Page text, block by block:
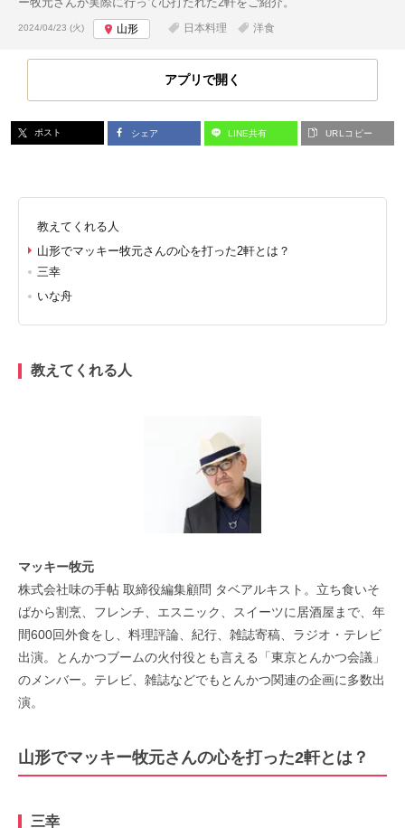
投稿日:
2024/04/23 (火) 山形 日本料理 洋食
アプリで開く
ポスト シェア LINE共有 URLコピー
教えてくれる人
山形でマッキー牧元さんの心を打った2軒とは？
三幸
いな舟
教えてくれる人
マッキー牧元
株式会社味の手帖 取締役編集顧問 タベアルキスト。立ち食いそ
ばから割烹、フレンチ、エスニック、スイーツに居酒屋まで、年
間600回外食をし、料理評論、紀行、雑誌寄稿、ラジオ・テレビ
出演。とんかつブームの火付役とも言える「東京とんかつ会議」
のメンバー。テレビ、雑誌などでもとんかつ関連の企画に多数出
演。
山形でマッキー牧元さんの心を打った2軒とは？
三幸